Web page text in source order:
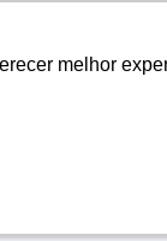
melhor